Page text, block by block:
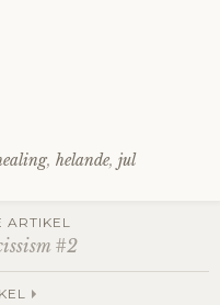
, helande, jul
ARTIKEL
#2